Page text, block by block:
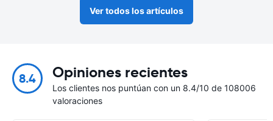
Ver todos los artículos
8.4 Opiniones recientes
Los clientes nos puntúan con un 8.4/10 de 108006
valoraciones